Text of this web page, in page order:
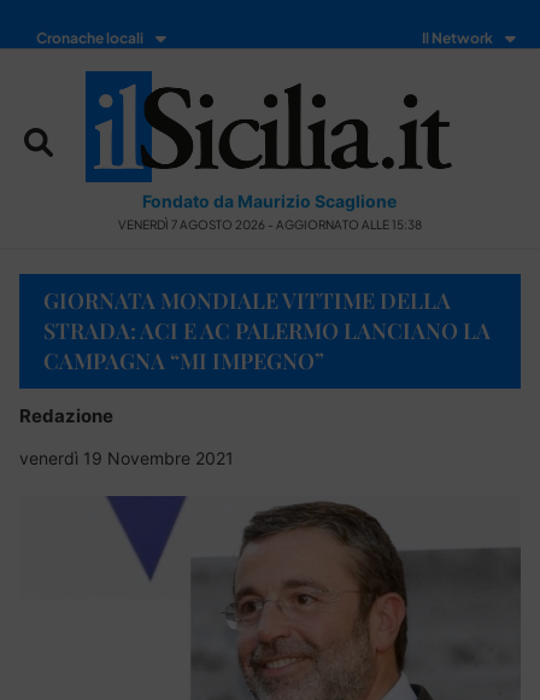
Cronache locali Il Network
Fondato da Maurizio Scaglione
VENERDÌ 7 AGOSTO 2026 - AGGIORNATO ALLE 15:38
GIORNATA MONDIALE VITTIME DELLA
STRADA: ACI E AC PALERMO LANCIANO LA
CAMPAGNA “MI IMPEGNO”
Redazione
venerdì 19 Novembre 2021